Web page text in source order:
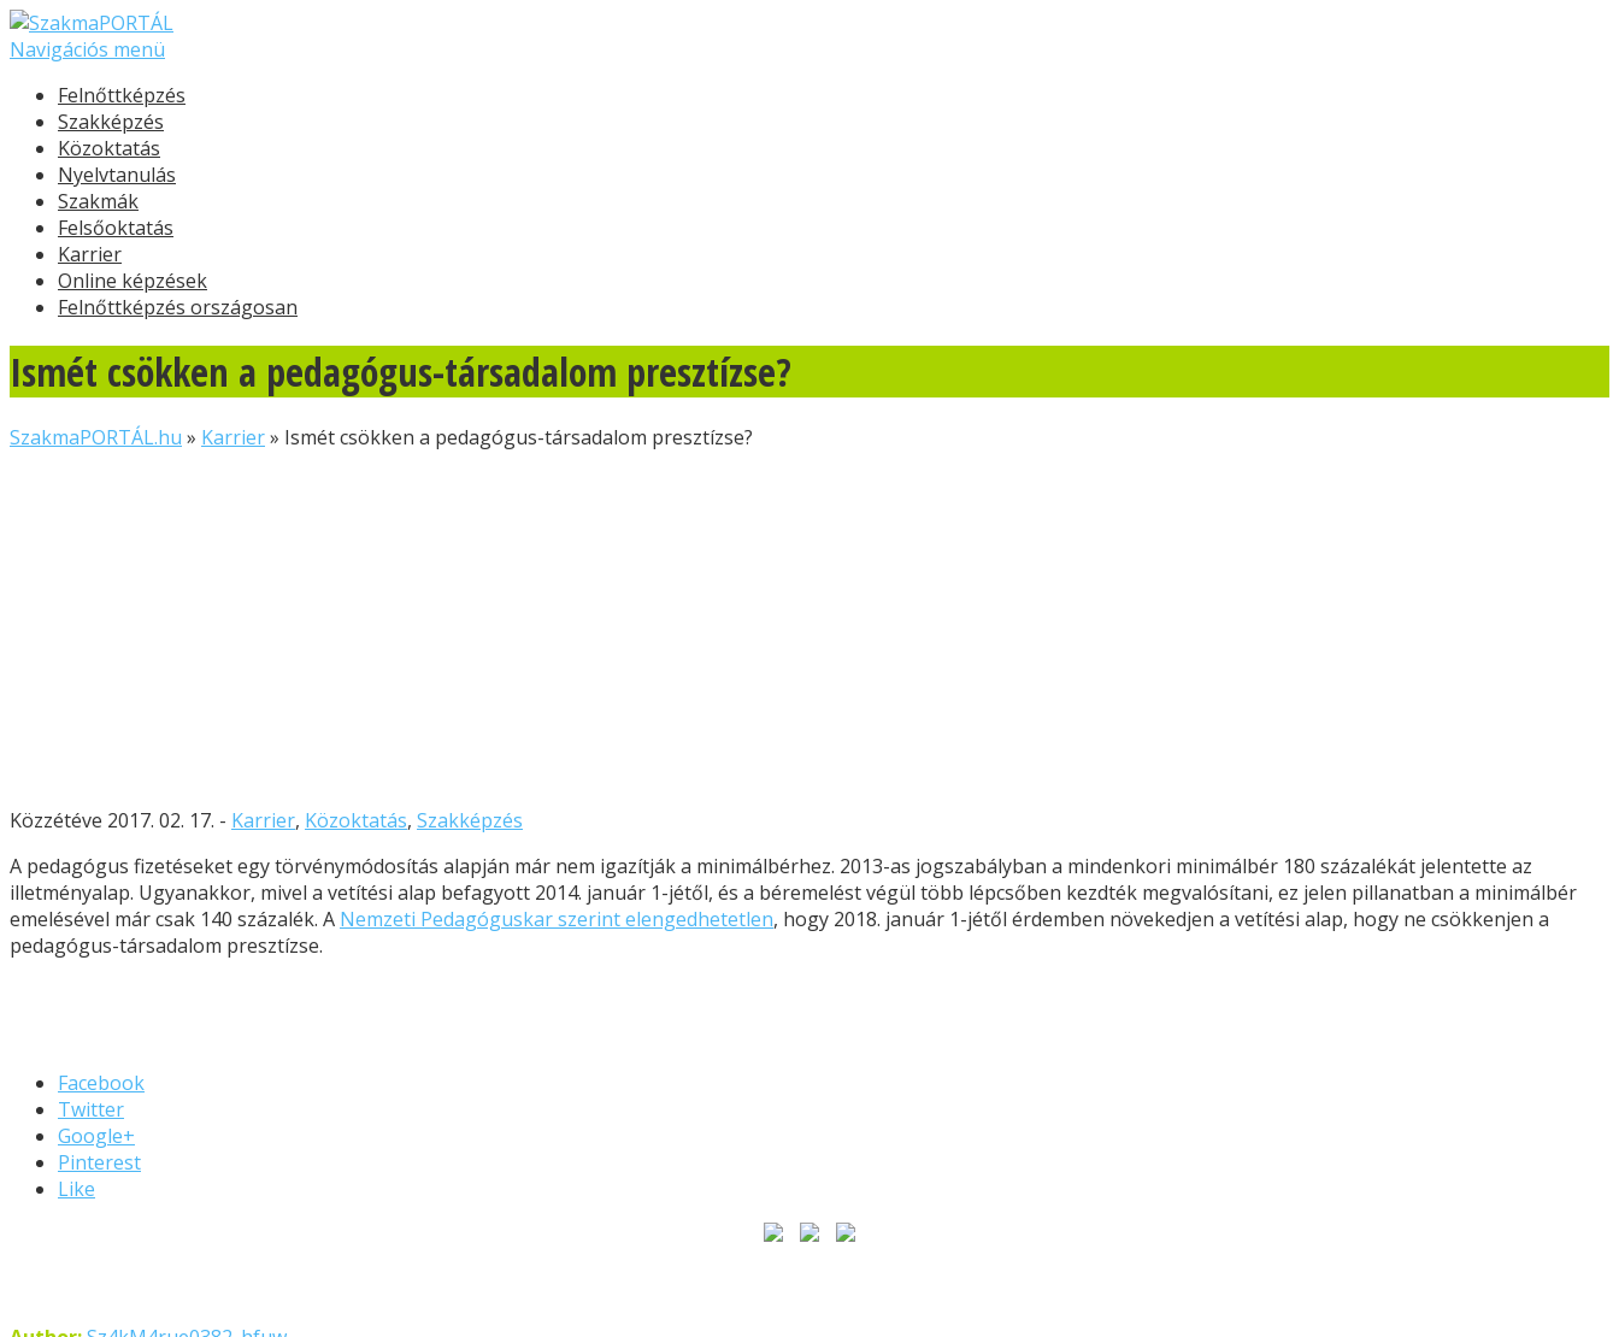
Navigációs menü
Felnőttképzés
Szakképzés
Közoktatás
Nyelvtanulás
Szakmák
Felsőoktatás
Karrier
Online képzések
Felnőttképzés országosan
Ismét csökken a pedagógus-társadalom presztízse?
SzakmaPORTÁL.hu » Karrier» Ismét csökken a pedagógus-társadalom presztízse?
Közzétéve 2017. 02. 17. - Karrier, Közoktatás, Szakképzés
A pedagógus fizetéseket egy törvénymódosítás alapján már nem igazítják a minimálbérhez. 2013-as jogszabályban a mindenkori minimálbér 180 százalékát jelentette az
illetményalap. Ugyanakkor, mivel a vetítési alap befagyott 2014. január 1-jétől, és a béremelést végül több lépcsőben kezdték megvalósítani, ez jelen pillanatban a minimálbér
emelésével már csak 140 százalék. A Nemzeti Pedagóguskar szerint elengedhetetlen, hogy 2018. január 1-jétől érdemben növekedjen a vetítési alap, hogy ne csökkenjen a
pedagógus-társadalom presztízse.
Facebook
Twitter
Google+
Pinterest
Like